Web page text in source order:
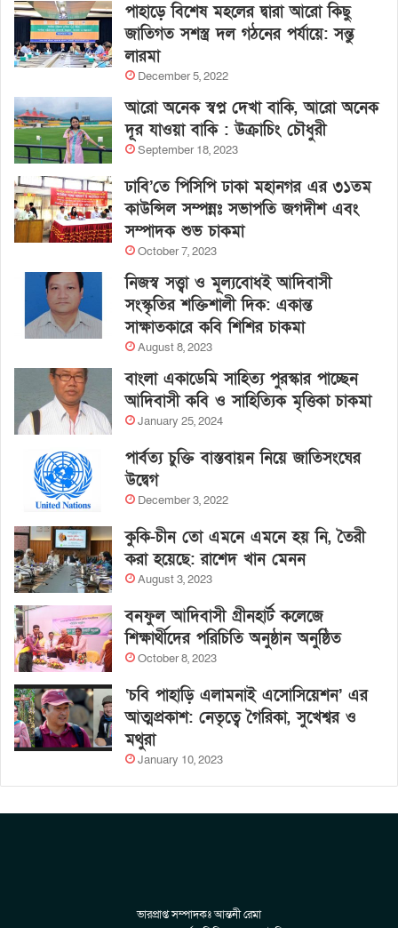
পাহাড়ে বিশেষ মহলের দ্বারা আরো কিছু
জাতিগত সশস্ত্র দল গঠনের পর্যায়ে: সন্তু
লারমা
December 5, 2022
আরো অনেক স্বপ্ন দেখা বাকি, আরো অনেক
দূর যাওয়া বাকি : উক্রাচিং চৌধুরী
September 18, 2023
ঢাবি’তে পিসিপি ঢাকা মহানগর এর ৩১তম
কাউন্সিল সম্পন্নঃ সভাপতি জগদীশ এবং
সম্পাদক শুভ চাকমা
October 7, 2023
নিজস্ব সত্ত্বা ও মূল্যবোধই আদিবাসী
সংস্কৃতির শক্তিশালী দিক: একান্ত
সাক্ষাতকারে কবি শিশির চাকমা
August 8, 2023
বাংলা একাডেমি সাহিত্য পুরস্কার পাচ্ছেন
আদিবাসী কবি ও সাহিত্যিক মৃত্তিকা চাকমা
January 25, 2024
পার্বত্য চুক্তি বাস্তবায়ন নিয়ে জাতিসংঘের
উদ্বেগ
December 3, 2022
কুকি-চীন তো এমনে এমনে হয় নি, তৈরী
করা হয়েছে: রাশেদ খান মেনন
August 3, 2023
বনফুল আদিবাসী গ্রীনহার্ট কলেজে
শিক্ষার্থীদের পরিচিতি অনুষ্ঠান অনুষ্ঠিত
October 8, 2023
‘চবি পাহাড়ি এলামনাই এসোসিয়েশন’ এর
আত্মপ্রকাশ: নেতৃত্বে গৈরিকা, সুখেশ্বর ও
মথুরা
January 10, 2023
ভারপ্রাপ্ত সম্পাদকঃ আন্তনী রেমা